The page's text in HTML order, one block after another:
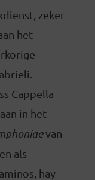
zeker
het
Cappella
in het
van
als
hay